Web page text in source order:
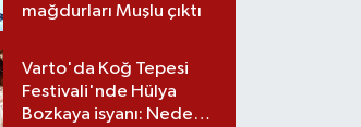
mağdurları Muşlu çıktı
Varto'da Koğ Tepesi
Festivali'nde Hülya
Bozkaya isyanı: Neden